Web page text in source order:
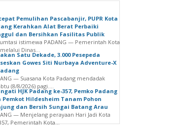
Pemulihan Pascabanjir, PUPR Kota
Kerahkan Alat Berat Perbaiki
dan Bersihkan Fasilitas Publik
istimewa PADANG — Pemerintah Kota
Dinas...
Satu Dekade, 3.000 Pesepeda
Gowes Siti Nurbaya Adventure-X
— Suasana Kota Padang mendadak
(8/8/2026) pagi....
HJK Padang ke-357, Pemko Padang
Pemkot Hildesheim Tanam Pohon
dan Bersih Sungai Batang Arau
— Menjelang perayaan Hari Jadi Kota
Pemerintah Kota...